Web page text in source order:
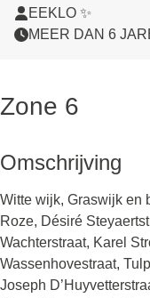
EEKLO ✨
MEER DAN 6
Zone 6
Omschrijving
Witte wijk, Graswijk en
Roze, Désiré
Wachterstraat, Karel
Wassenhovestraat,
Joseph